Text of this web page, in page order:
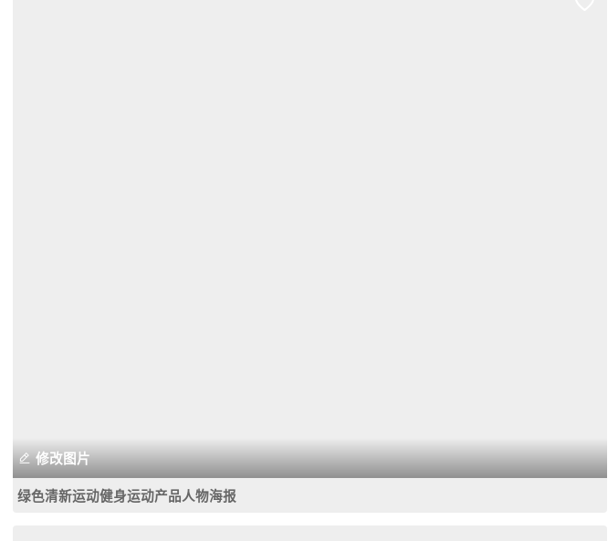
修改图片
绿色清新运动健身运动产品人物海报